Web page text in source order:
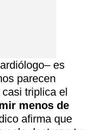
es
parecen
triplica el
menos de
afirma que